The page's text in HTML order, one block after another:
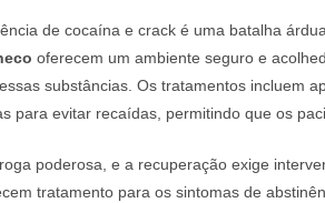
de cocaína e crack é uma batalha
oferecem um ambiente seguro e
substâncias. Os tratamentos incluem
para evitar recaídas, permitindo que os
poderosa, e a recuperação exige
tratamento para os sintomas de